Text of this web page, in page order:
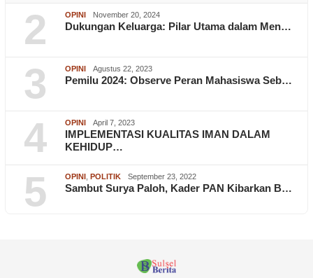
2 OPINI November 20, 2024
Dukungan Keluarga: Pilar Utama dalam Men…
3 OPINI Agustus 22, 2023
Pemilu 2024: Observe Peran Mahasiswa Seb…
4 OPINI April 7, 2023
IMPLEMENTASI KUALITAS IMAN DALAM
KEHIDUP…
5 OPINI POLITIK September 23, 2022
Sambut Surya Paloh, Kader PAN Kibarkan B…